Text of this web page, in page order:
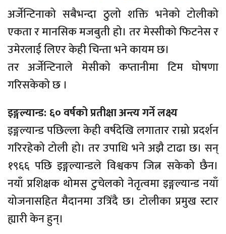
अर्जेन्टिनाको सबैभन्दा ठुलो शक्ति भनेको टोलीको
एकता र मानसिक मजबुती हो। तर मेस्सीको फिटनेस र
उमेरलाई लिएर केही चिन्ता भने कायम छ।
तर अर्जेन्टिनाले मेसीको कप्तानीमा टिम घोषणा
गरिसकेको छ ।
इङ्गल्यान्ड: ६० वर्षको प्रतीक्षा अन्त्य गर्ने लक्ष्य
इङ्गल्यान्ड पछिल्ला केही वर्षदेखि लगातार राम्रो प्रदर्शन
गरिरहेको टोली हो। तर उपाधि भने अझै टाढा छ। सन्
१९६६ पछि इङ्गल्यान्डले विश्वकप जित्न सकेको छैन।
नयाँ प्रशिक्षक थोमस टुचेलको नेतृत्वमा इङ्गल्यान्ड नयाँ
योजनासहित मैदानमा उत्रिँदै छ। टोलीका प्रमुख स्टार
ह्यारी केन हुन्।